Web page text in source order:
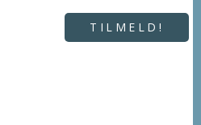
TILMELD!